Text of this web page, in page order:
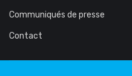
Communiqués de presse
Contact